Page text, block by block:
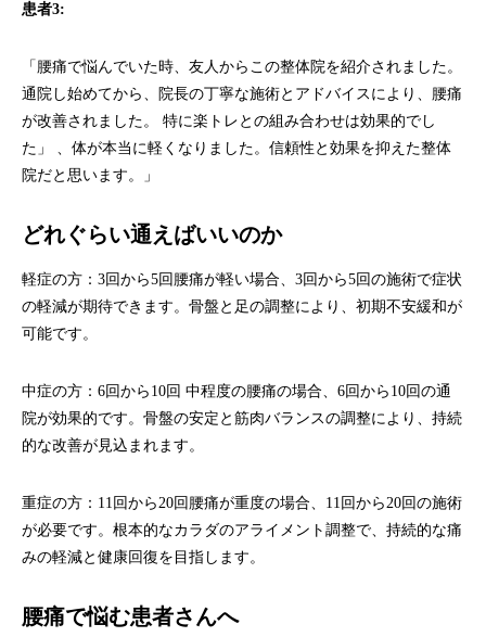
患者3:
「腰痛で悩んでいた時、友人からこの整体院を紹介されました。
通院し始めてから、院長の丁寧な施術とアドバイスにより、腰痛
が改善されました。 特に楽トレとの組み合わせは効果的でし
た」 、体が本当に軽くなりました。信頼性と効果を抑えた整体
院だと思います。」
どれぐらい通えばいいのか
軽症の方：3回から5回腰痛が軽い場合、3回から5回の施術で症状
の軽減が期待できます。骨盤と足の調整により、初期不安緩和が
可能です。
中症の方：6回から10回 中程度の腰痛の場合、6回から10回の通
院が効果的です。骨盤の安定と筋肉バランスの調整により、持続
的な改善が見込まれます。
重症の方：11回から20回腰痛が重度の場合、11回から20回の施術
が必要です。根本的なカラダのアライメント調整で、持続的な痛
みの軽減と健康回復を目指します。
腰痛で悩む患者さんへ